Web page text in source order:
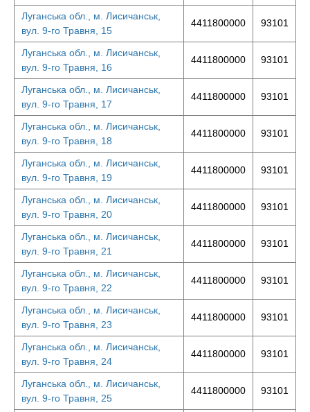
Луганська обл., м. Лисичанськ,
вул. 9-го Травня, 15
4411800000 93101
Луганська обл., м. Лисичанськ,
вул. 9-го Травня, 16
4411800000 93101
Луганська обл., м. Лисичанськ,
вул. 9-го Травня, 17
4411800000 93101
Луганська обл., м. Лисичанськ,
вул. 9-го Травня, 18
4411800000 93101
Луганська обл., м. Лисичанськ,
вул. 9-го Травня, 19
4411800000 93101
Луганська обл., м. Лисичанськ,
вул. 9-го Травня, 20
4411800000 93101
Луганська обл., м. Лисичанськ,
вул. 9-го Травня, 21
4411800000 93101
Луганська обл., м. Лисичанськ,
вул. 9-го Травня, 22
4411800000 93101
Луганська обл., м. Лисичанськ,
вул. 9-го Травня, 23
4411800000 93101
Луганська обл., м. Лисичанськ,
вул. 9-го Травня, 24
4411800000 93101
Луганська обл., м. Лисичанськ,
вул. 9-го Травня, 25
4411800000 93101